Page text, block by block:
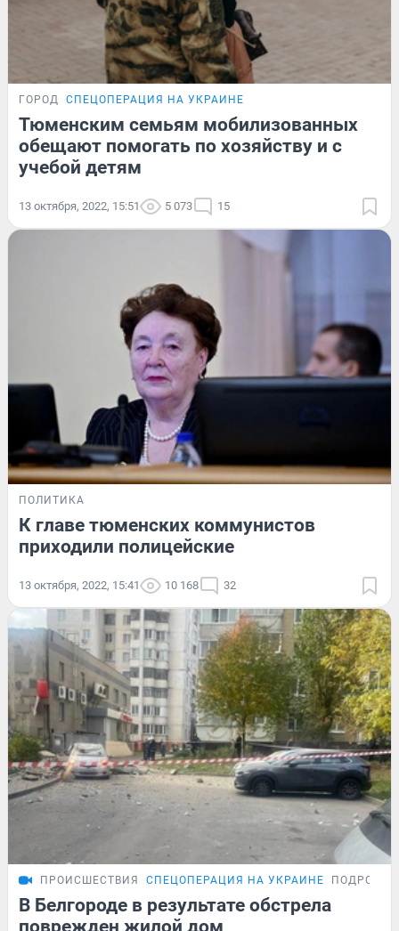
ГОРОД СПЕЦОПЕРАЦИЯ НА УКРАИНЕ
Тюменским семьям мобилизованных
обещают помогать по хозяйству и с
учебой детям
13 октября, 2022, 15:51 5 073 15
ПОЛИТИКА
К главе тюменских коммунистов
приходили полицейские
13 октября, 2022, 15:41 10 168 32
ПРОИСШЕСТВИЯ СПЕЦОПЕРАЦИЯ НА УКРАИНЕ
В Белгороде в результате обстрела
поврежден жилой дом